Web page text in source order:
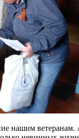
нашим